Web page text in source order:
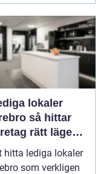
lokaler
så hittar
rätt läge
långsiktig
hitta lediga lokaler
som verkligen